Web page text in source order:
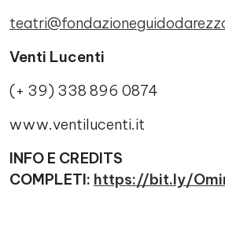
Venti Lucenti
(+ 39) 338 896 0874
www.ventilucenti.it
INFO E CREDITS
COMPLETI: https://bit.ly/